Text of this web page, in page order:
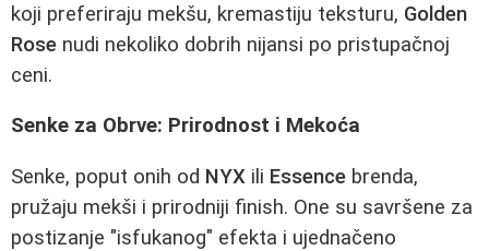
koji preferiraju mekšu, kremastiju teksturu, Golden
Rose nudi nekoliko dobrih nijansi po pristupačnoj
ceni.
Senke za Obrve: Prirodnost i Mekoća
Senke, poput onih od NYX ili Essence brenda,
pružaju mekši i prirodniji finish. One su savršene za
postizanje "isfukanog" efekta i ujednačeno